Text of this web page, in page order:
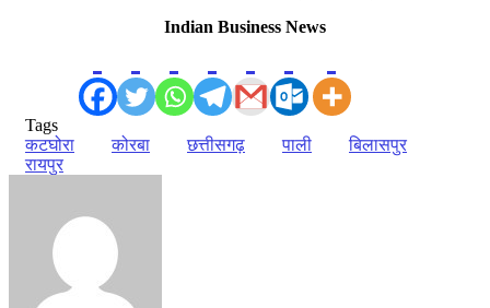
Indian Business News
Tags
कटघोरा
कोरबा छत्तीसगढ़ पाली
बिलासपुर
रायपुर